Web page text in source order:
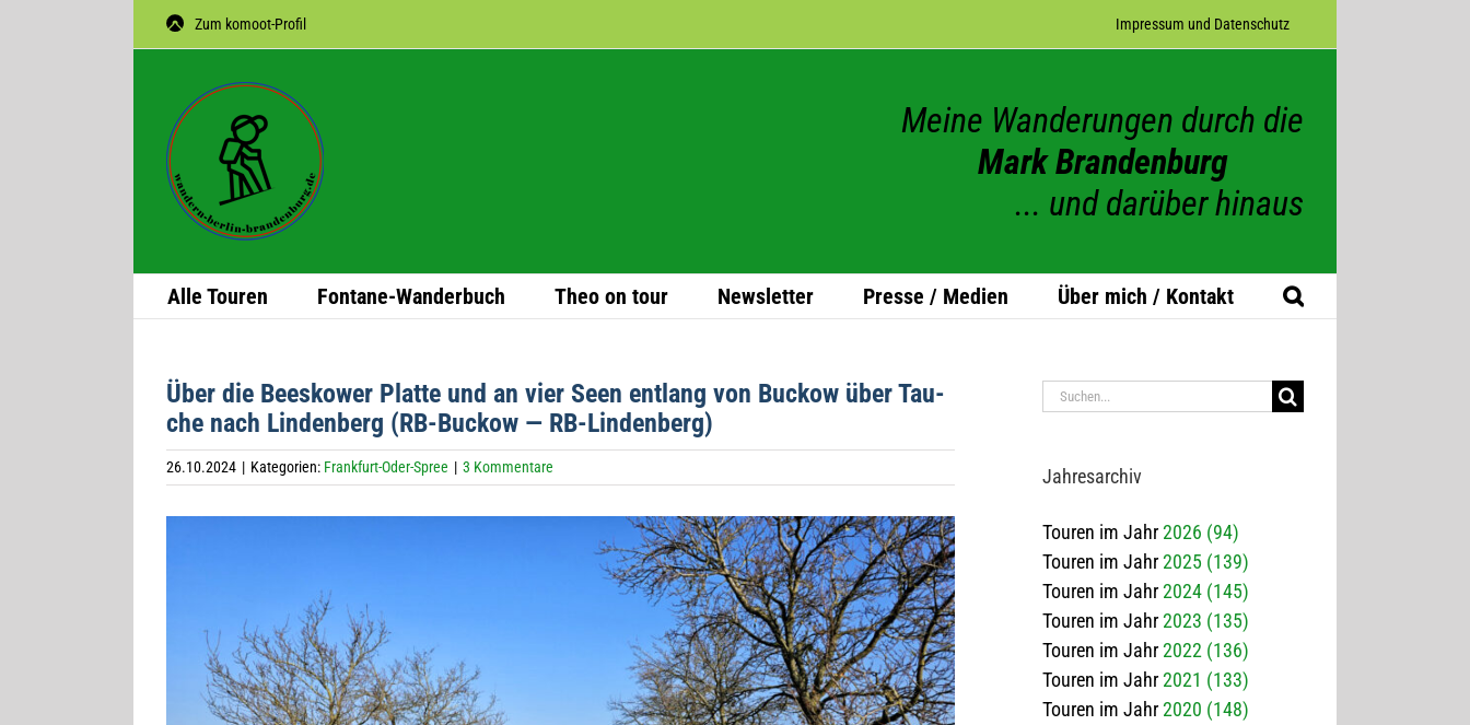
Zum komoot-Profil Impres­sum und Datenschutz
Meine Wanderungen durch die
Mark Brandenburg
... und darüber hinaus
Alle Tou­ren Fon­­tane-Wan­­der­­buch Theo on tour News­let­ter Presse / Medien Über mich / Kontakt
Über die Bees­kower Platte und an vier Seen ent­lang von Buc­kow über Tau­
che nach Lin­den­berg (RB-Buc­kow — RB-Lindenberg)
26.10.2024 | Kategorien: Frankfurt-Oder-Spree | 3 Kommentare
Suche
Jah­res­ar­chiv
Touren im Jahr2026 (94)
Touren im Jahr2025 (139)
Touren im Jahr2024 (145)
Touren im Jahr2023 (135)
Touren im Jahr2022 (136)
Touren im Jahr2021 (133)
Touren im Jahr2020 (148)